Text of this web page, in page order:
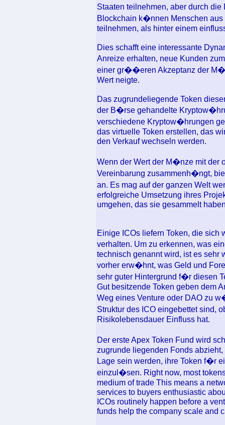
Staaten teilnehmen, aber durch
Blockchain k�nnen Menschen aus
teilnehmen, als hinter einem
Dies schafft eine interessante
Anreize erhalten, neue Kunden
einer gr��eren Akzeptanz der
Wert neigte.
Das zugrundeliegende Token
der B�rse gehandelte
verschiedene Kryptow�hrungen
das virtuelle Token erstellen, das
den Verkauf wechseln werden.
Wenn der Wert der M�nze mit der
Vereinbarung zusammenh�ngt,
an. Es mag auf der ganzen Welt
erfolgreiche Umsetzung ihres
umgehen, das sie gesammelt
Einige ICOs liefern Token, die sich
verhalten. Um zu erkennen, was
technisch genannt wird, ist es sehr
vorher erw�hnt, was Geld und
sehr guter Hintergrund f�r diesen
Gut besitzende Token geben dem
Weg eines Venture oder DAO zu
Struktur des ICO eingebettet sind,
Risikolebensdauer Einfluss hat.
Der erste Apex Token Fund wird
zugrunde liegenden Fonds
Lage sein werden, ihre Token f�r
einzul�sen. Right now, most
medium of trade This means a
services to buyers enthusiastic
ICOs routinely happen before a
funds help the company scale and